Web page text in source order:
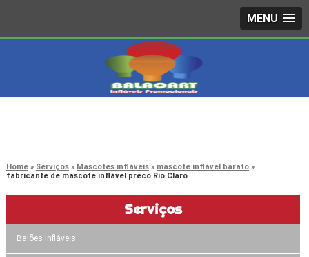
MENU
Home Serviços Mascotes infláveis
mascote inflável barato
fabricante de mascote inflável preco Rio Claro
Serviços
Balões Infláveis